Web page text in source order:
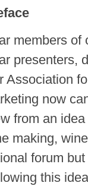
members of
presenters,
Association
now
from an
making,
forum
this